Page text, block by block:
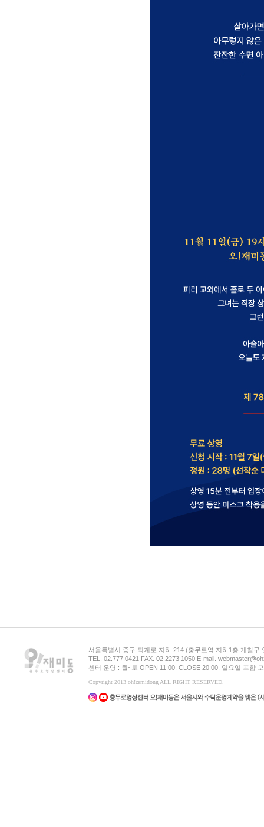
서울특별시 중구 퇴계로 지하 214 (충무로역 지하1층 개찰구
TEL. 02.777.0421 FAX. 02.2273.1050 E-mail.
센터 운영 : 월~토 OPEN 11:00, CLOSE 20:00, 일요일 포함
Copyright 2013 oh!zemidong ALL RIGHT RESERVED.